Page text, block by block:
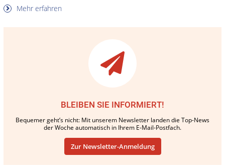
Mehr erfahren
BLEIBEN SIE INFORMIERT!
Bequemer geht’s nicht: Mit unserem Newsletter landen die Top-News
der Woche automatisch in Ihrem E-Mail-Postfach.
Zur Newsletter-Anmeldung